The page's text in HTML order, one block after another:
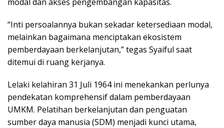
“Inti persoalannya bukan sekadar ketersediaan modal,
melainkan bagaimana menciptakan ekosistem
pemberdayaan berkelanjutan,” tegas Syaiful saat
ditemui di ruang kerjanya.
Lelaki kelahiran 31 Juli 1964 ini menekankan perlunya
pendekatan komprehensif dalam pemberdayaan
UMKM. Pelatihan berkelanjutan dan penguatan
sumber daya manusia (SDM) menjadi kunci utama,